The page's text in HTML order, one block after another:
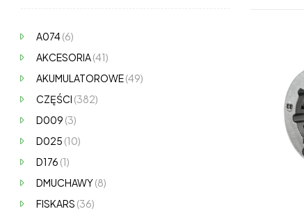
A074(6)
AKCESORIA(41)
AKUMULATOROWE(49)
CZĘŚCI (382)
D009 (3)
D025 (10)
D176 (1)
DMUCHAWY(8)
FISKARS (36)